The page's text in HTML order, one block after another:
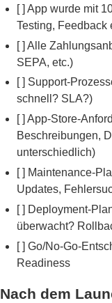
[ ] App wurde mit
Testing, Feedback
[ ] Alle
SEPA, etc.)
[ ] Support-
schnell? SLA?)
[ ] App-Store-
Beschreibungen,
unterschiedlich)
[ ] Maintenance-
Updates,
[ ] Deployment-
überwacht?
[ ] Go/No-Go-
Readiness
Nach dem